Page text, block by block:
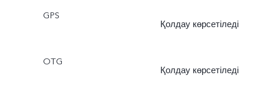
GPS
Қолдау көрсетіледі
OTG
Қолдау көрсетіледі